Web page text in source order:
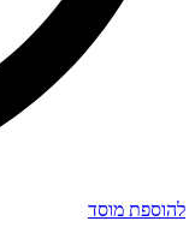
להוספת מוסד